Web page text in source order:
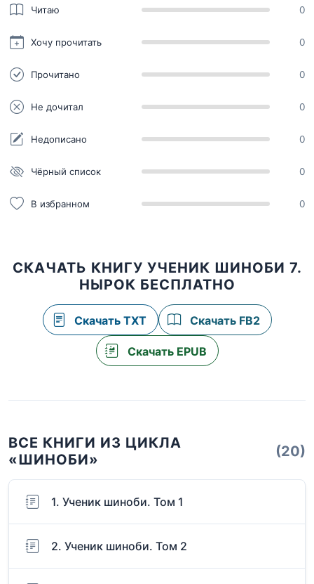
Читаю 0
Хочу прочитать 0
Прочитано 0
Не дочитал 0
Недописано 0
Чёрный список 0
В избранном 0
СКАЧАТЬ КНИГУ УЧЕНИК ШИНОБИ 7.
НЫРОК БЕСПЛАТНО
Скачать TXT Скачать FB2
Скачать EPUB
ВСЕ КНИГИ ИЗ ЦИКЛА
«ШИНОБИ»
(20)
1. Ученик шиноби. Том 1
2. Ученик шиноби. Том 2